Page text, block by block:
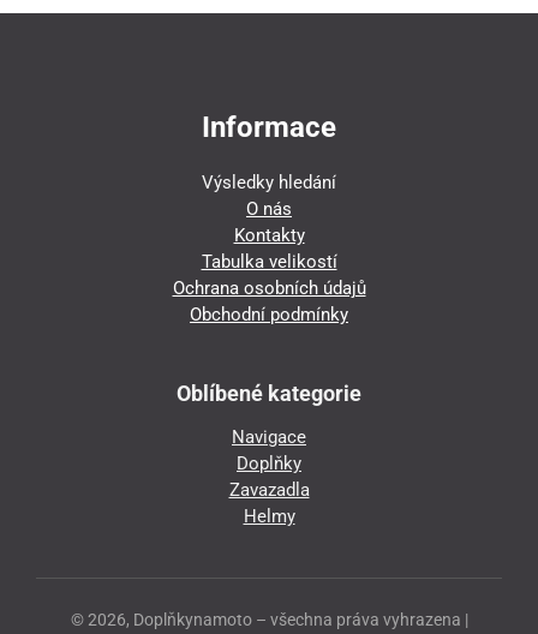
Informace
Výsledky hledání
O nás
Kontakty
Tabulka velikostí
Ochrana osobních údajů
Obchodní podmínky
Oblíbené kategorie
Navigace
Doplňky
Zavazadla
Helmy
© 2026, Doplňkynamoto – všechna práva vyhrazena |